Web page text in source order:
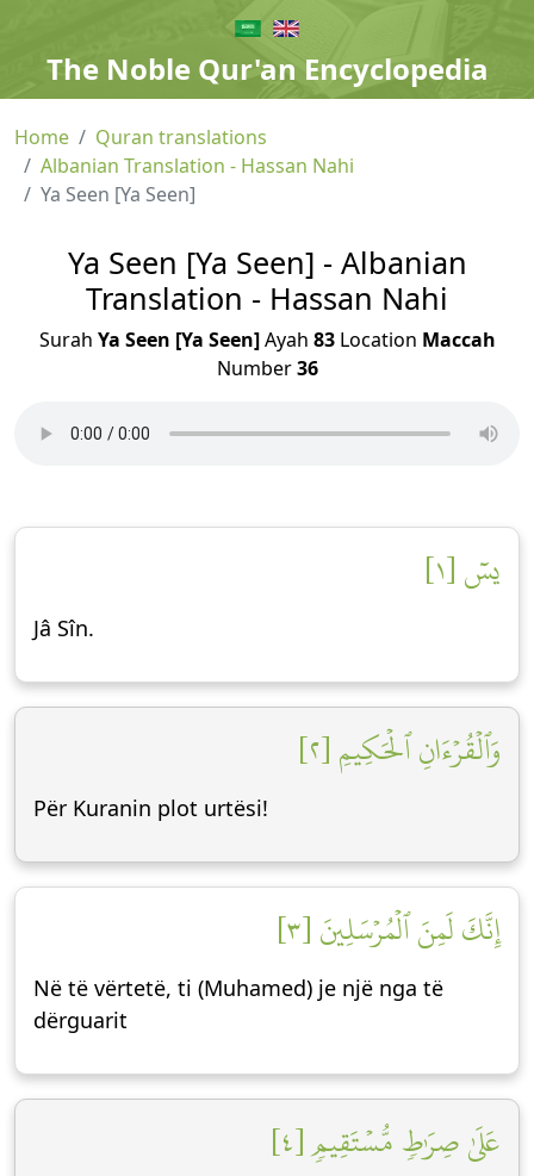
The Noble Qur'an Encyclopedia
Home
Quran translations
Albanian Translation - Hassan Nahi
Ya Seen [Ya Seen]
Ya Seen [Ya Seen] - Albanian
Translation - Hassan Nahi
Surah Ya Seen [Ya Seen]Ayah 83Location Maccah
Number36
يسٓ [١]
Jâ Sîn.
وَٱلۡقُرۡءَانِ ٱلۡحَكِيمِ [٢]
Për Kuranin plot urtësi!
إِنَّكَ لَمِنَ ٱلۡمُرۡسَلِينَ [٣]
Në të vërtetë, ti (Muhamed) je një nga të
dërguarit
عَلَىٰ صِرَٰطٖ مُّسۡتَقِيمٖ [٤]